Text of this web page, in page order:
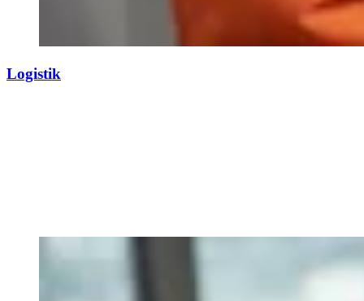
Logistik